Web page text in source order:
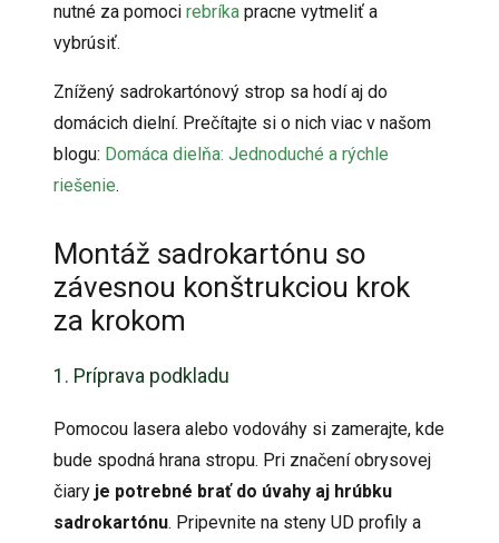
nutné za pomoci rebríka pracne vytmeliť a
vybrúsiť.
Znížený sadrokartónový strop sa hodí aj do
domácich dielní. Prečítajte si o nich viac v našom
blogu: Domáca dielňa: Jednoduché a rýchle
riešenie.
Montáž sadrokartónu so
závesnou konštrukciou krok
za krokom
1. Príprava podkladu
Pomocou lasera alebo vodováhy si zamerajte, kde
bude spodná hrana stropu. Pri značení obrysovej
čiary je potrebné brať do úvahy aj hrúbku
sadrokartónu. Pripevnite na steny UD profily a